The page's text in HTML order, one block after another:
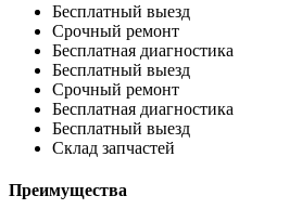
Бесплатный выезд
Срочный ремонт
Бесплатная диагностика
Бесплатный выезд
Срочный ремонт
Бесплатная диагностика
Бесплатный выезд
Cклад запчастей
Преимущества